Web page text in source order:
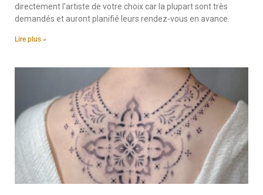
directement l’artiste de votre choix car la plupart sont très
demandés et auront planifié leurs rendez-vous en avance.
Lire plus »